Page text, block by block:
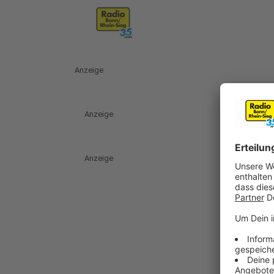
Anzeige
Anzeige
Anzeige